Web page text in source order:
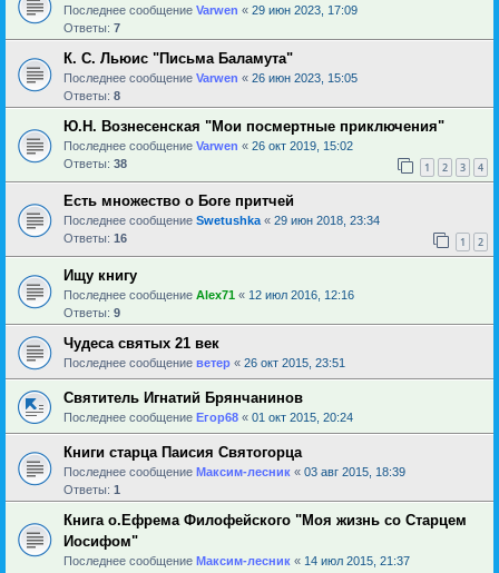
Последнее сообщение Varwen « 29 июн 2023, 17:09
Ответы: 7
К. С. Льюис "Письма Баламута"
Последнее сообщение Varwen « 26 июн 2023, 15:05
Ответы: 8
Ю.Н. Вознесенская "Мои посмертные приключения"
Последнее сообщение Varwen « 26 окт 2019, 15:02
Ответы: 38 1 2 3 4
Есть множество о Боге притчей
Последнее сообщение Swetushka « 29 июн 2018, 23:34
Ответы: 16 1 2
Ищу книгу
Последнее сообщение Alex71 « 12 июл 2016, 12:16
Ответы: 9
Чудеса святых 21 век
Последнее сообщение ветер « 26 окт 2015, 23:51
Святитель Игнатий Брянчанинов
Последнее сообщение Егор68 « 01 окт 2015, 20:24
Книги старца Паисия Святогорца
Последнее сообщение Максим-лесник « 03 авг 2015, 18:39
Ответы: 1
Книга о.Ефрема Филофейского "Моя жизнь со Старцем
Иосифом"
Последнее сообщение Максим-лесник « 14 июл 2015, 21:37